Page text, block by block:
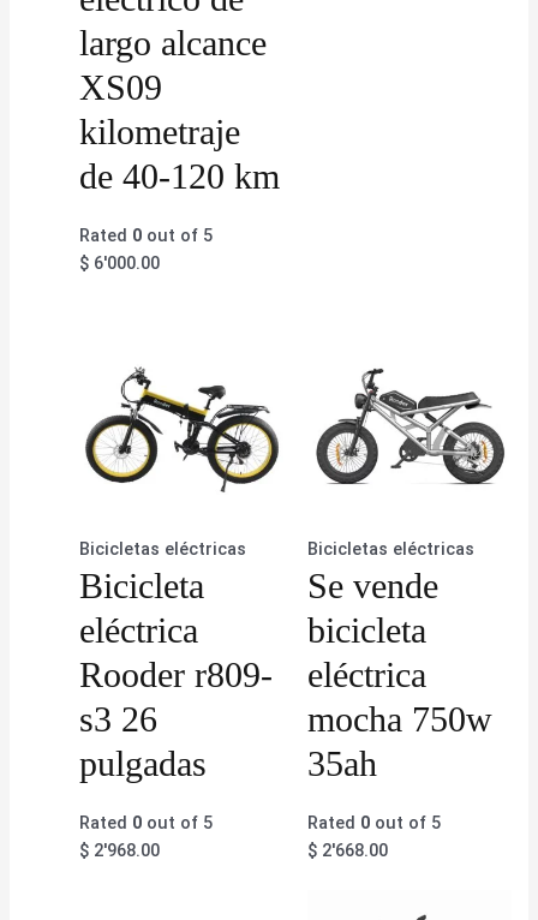
largo alcance
XS09
kilometraje
de 40-120 km
Rated 0 out of 5
$ 6'000.00
Bicicletas eléctricas
Bicicleta
eléctrica
Rooder r809-
s3 26
pulgadas
Rated 0 out of 5
$ 2'968.00
Bicicletas eléctricas
Se vende
bicicleta
eléctrica
mocha 750w
35ah
Rated 0out of 5
$2'668.00